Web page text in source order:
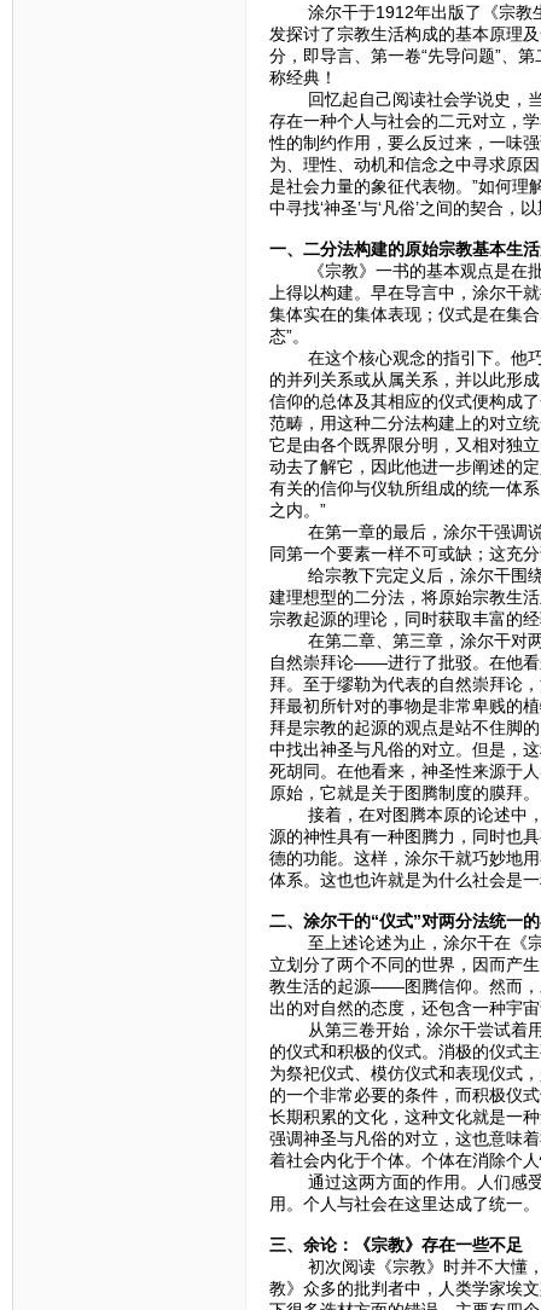
涂尔干于1912年出版了《宗教生
发探讨了宗教生活构成的基本原理
分，即导言、第一卷“先导问题”、
称经典！
回忆起自己阅读社会学说史，当
存在一种个人与社会的二元对立，
性的制约作用，要么反过来，一味
为、理性、动机和信念之中寻求原
是社会力量的象征代表物。”如何理
中寻找‘神圣’与‘凡俗’之间的契合
一、二分法构建的原始宗教基本生
《宗教》一书的基本观点是在批
上得以构建。早在导言中，涂尔干
集体实在的集体表现；仪式是在集
态”。
在这个核心观念的指引下。他巧
的并列关系或从属关系，并以此形
信仰的总体及其相应的仪式便构成
范畴，用这种二分法构建上的对立
它是由各个既界限分明，又相对独
动去了解它，因此他进一步阐述的
有关的信仰与仪轨所组成的统一体
之内。”
在第一章的最后，涂尔干强调说
同第一个要素一样不可或缺；这充
给宗教下完定义后，涂尔干围绕
建理想型的二分法，将原始宗教生
宗教起源的理论，同时获取丰富的
在第二章、第三章，涂尔干对两
自然崇拜论——进行了批驳。在他看
拜。至于缪勒为代表的自然崇拜论
拜最初所针对的事物是非常卑贱的
拜是宗教的起源的观点是站不住脚
中找出神圣与凡俗的对立。但是，
死胡同。在他看来，神圣性来源于
原始，它就是关于图腾制度的膜拜。
接着，在对图腾本原的论述中，
源的神性具有一种图腾力，同时也
德的功能。这样，涂尔干就巧妙地
体系。这也也许就是为什么社会是
二、涂尔干的“仪式”对两分法统一
至上述论述为止，涂尔干在《宗
立划分了两个不同的世界，因而产
教生活的起源——图腾信仰。然而，
出的对自然的态度，还包含一种宇
从第三卷开始，涂尔干尝试着用
的仪式和积极的仪式。消极的仪式
为祭祀仪式、模仿仪式和表现仪式
的一个非常必要的条件，而积极仪
长期积累的文化，这种文化就是一
强调神圣与凡俗的对立，这也意味
着社会内化于个体。个体在消除个
通过这两方面的作用。人们感受
用。个人与社会在这里达成了统一。
三、余论：《宗教》存在一些不足
初次阅读《宗教》时并不大懂，
教》众多的批判者中，人类学家埃